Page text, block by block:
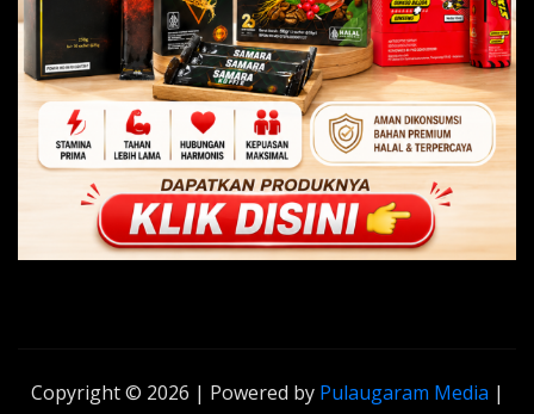
Copyright © 2026 | Powered by Pulaugaram Media |